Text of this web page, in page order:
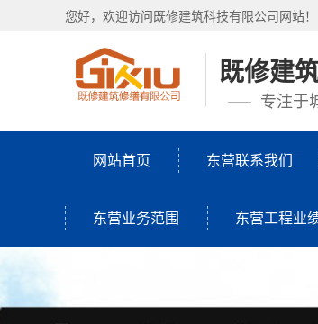
您好，欢迎访问既修建筑科技有限公司网站！
既修建
专注于
网站首页 东营联系我们
东营业务范围 东营工程业